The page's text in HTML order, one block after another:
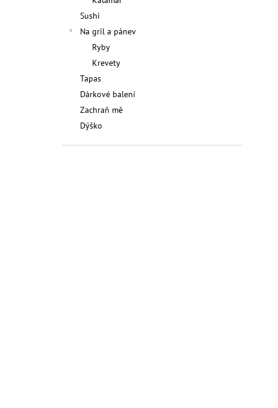
Sushi
Na gril a pánev
Ryby
Krevety
Tapas
Dárkové balení
Zachraň mě
Dýško